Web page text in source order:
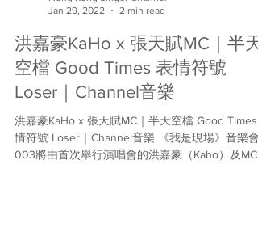
Jan 29, 2022
2 min read
洪嘉豪KaHo x 張天賦MC｜半天
空檔 Good Times 表情符號
Loser｜Channel音樂
洪嘉豪KaHo x 張天賦MC｜半天空檔 Good Times
情符號 Loser｜Channel音樂 《我是現場》音樂會
003將由首次舉行演唱會的洪嘉豪（Kaho）及MC